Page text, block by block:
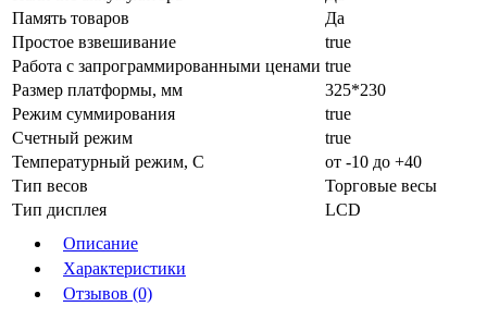
Память товаров
Да
Простое взвешивание
true
Работа с запрограммированными ценами true
Размер платформы, мм
325*230
Режим суммирования
true
Счетный режим
true
Температурный режим, С
от -10 до +40
Тип весов
Торговые весы
Тип дисплея
LCD
Описание
Характеристики
Отзывов (0)